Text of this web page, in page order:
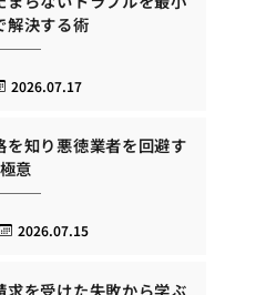
解決する術
2026.07.17
知り悪徳業者を回避す
意
2026.07.15
を受けた失敗から学ぶ